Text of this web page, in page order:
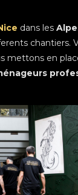
dans les
chantiers.
en